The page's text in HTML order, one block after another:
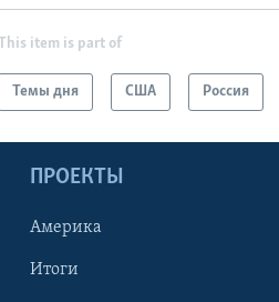
This item is part of
Темы дня США Россия
ПРОЕКТЫ
Америка
Итоги